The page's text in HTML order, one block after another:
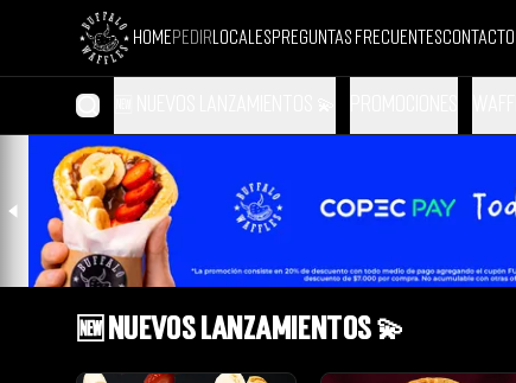
Home Pedir Locales Preguntas FrecuentesContacto
🆕 NUEVOS LANZAMIENTOS 💫